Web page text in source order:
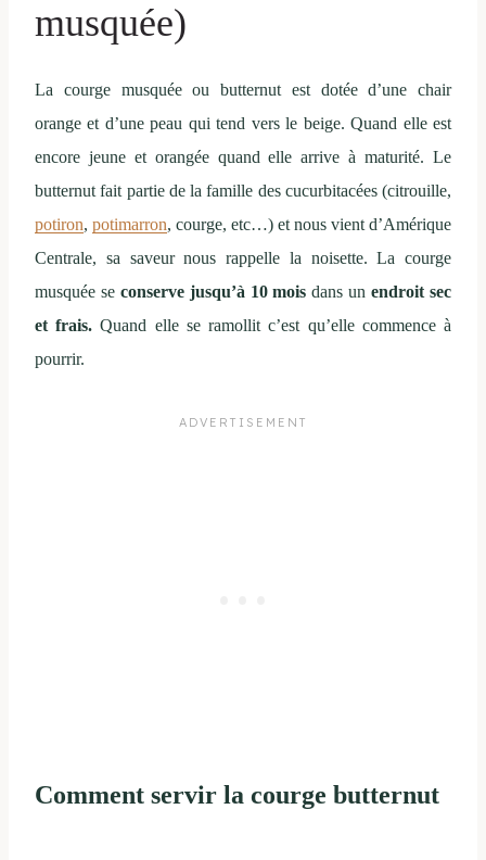
musquée)
La courge musquée ou butternut est dotée d’une chair
orange et d’une peau qui tend vers le beige. Quand elle est
encore jeune et orangée quand elle arrive à maturité. Le
butternut fait partie de la famille des cucurbitacées (citrouille,
potiron, potimarron, courge, etc…) et nous vient d’Amérique
Centrale, sa saveur nous rappelle la noisette.La courge
musquée se conserve jusqu’à 10 mois dans unendroit sec
et frais. Quand elle se ramollit c’est qu’elle commence à
pourrir.
Comment servir la courge butternut